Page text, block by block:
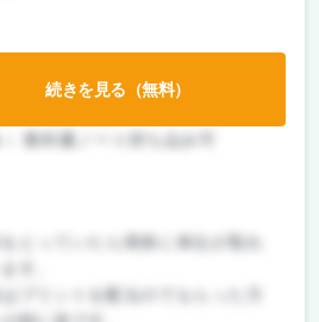
テストのみ
教科書ノート持ち込み可
続きを見る（無料）